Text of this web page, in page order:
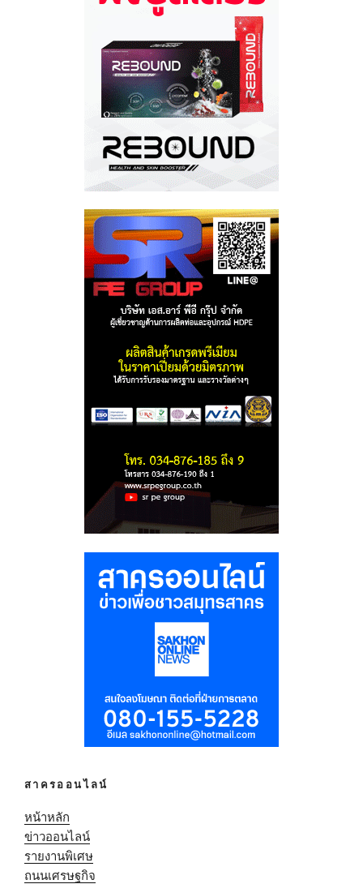
สาครออนไลน์
หน้าหลัก
ข่าวออนไลน์
รายงานพิเศษ
ถนนเศรษฐกิจ